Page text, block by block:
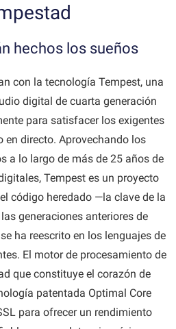
hechos los sueños
con la tecnología Tempest, una
digital de cuarta generación
para satisfacer los exigentes
en directo. Aprovechando los
a lo largo de más de 25 años de
Tempest es un proyecto
código heredado —la clave de la
generaciones anteriores de
ha reescrito en los lenguajes de
El motor de procesamiento de
que constituye el corazón de
patentada Optimal Core
para ofrecer un rendimiento